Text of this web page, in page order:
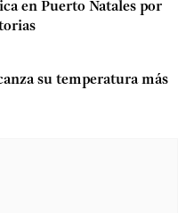
en Puerto Natales por
su temperatura más